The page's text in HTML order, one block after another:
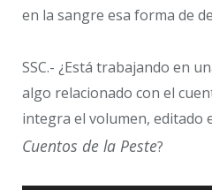
en la sangre esa forma de
SSC.- ¿Está trabajando en
algo relacionado con el
integra el volumen, editado
Cuentos de la Peste?